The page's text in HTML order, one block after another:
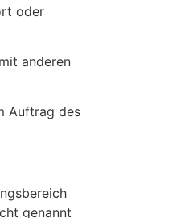
oder
anderen
Auftrag des
genannt